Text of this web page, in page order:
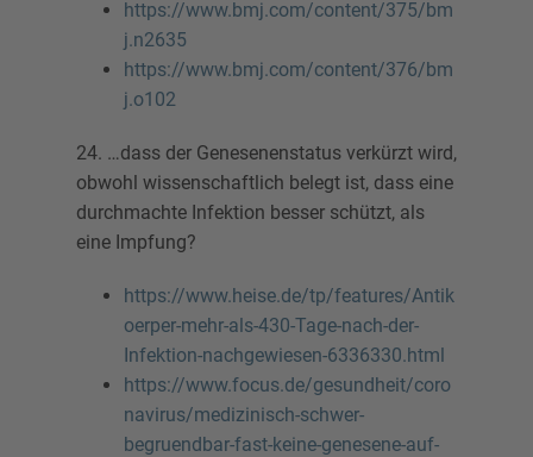
https://www.bmj.com/content/375/bm
j.n2635
https://www.bmj.com/content/376/bm
j.o102
24. …dass der Genesenenstatus verkürzt wird,
obwohl wissenschaftlich belegt ist, dass eine
durchmachte Infektion besser schützt, als
eine Impfung?
https://www.heise.de/tp/features/Antik
oerper-mehr-als-430-Tage-nach-der-
Infektion-nachgewiesen-6336330.html
https://www.focus.de/gesundheit/coro
navirus/medizinisch-schwer-
begruendbar-fast-keine-genesene-auf-